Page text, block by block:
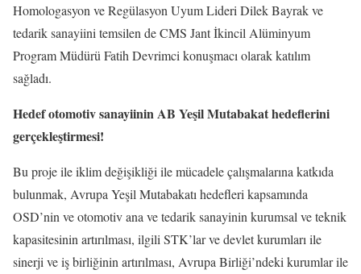
Homologasyon ve Regülasyon Uyum Lideri Dilek Bayrak ve
tedarik sanayiini temsilen de CMS Jant İkincil Alüminyum
Program Müdürü Fatih Devrimci konuşmacı olarak katılım
sağladı.
Hedef otomotiv sanayiinin AB Yeşil Mutabakat hedeflerini
gerçekleştirmesi!
Bu proje ile iklim değişikliği ile mücadele çalışmalarına katkıda
bulunmak, Avrupa Yeşil Mutabakatı hedefleri kapsamında
OSD’nin ve otomotiv ana ve tedarik sanayinin kurumsal ve teknik
kapasitesinin artırılması, ilgili STK’lar ve devlet kurumları ile
sinerji ve iş birliğinin artırılması, Avrupa Birliği’ndeki kurumlar ile